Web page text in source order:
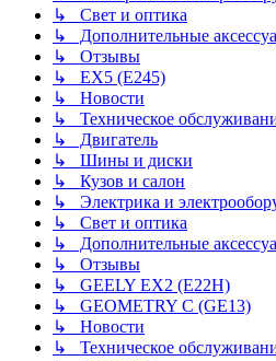
↳ Свет и оптика
↳ Дополнительные
↳ Отзывы
↳ EX5 (E245)
↳ Новости
↳ Техническое
↳ Двигатель
↳ Шины и диски
↳ Кузов и салон
↳ Электрика и
↳ Свет и оптика
↳ Дополнительные
↳ Отзывы
↳ GEELY EX2 (E22H)
↳ GEOMETRY C (GE13)
↳ Новости
↳ Техническое